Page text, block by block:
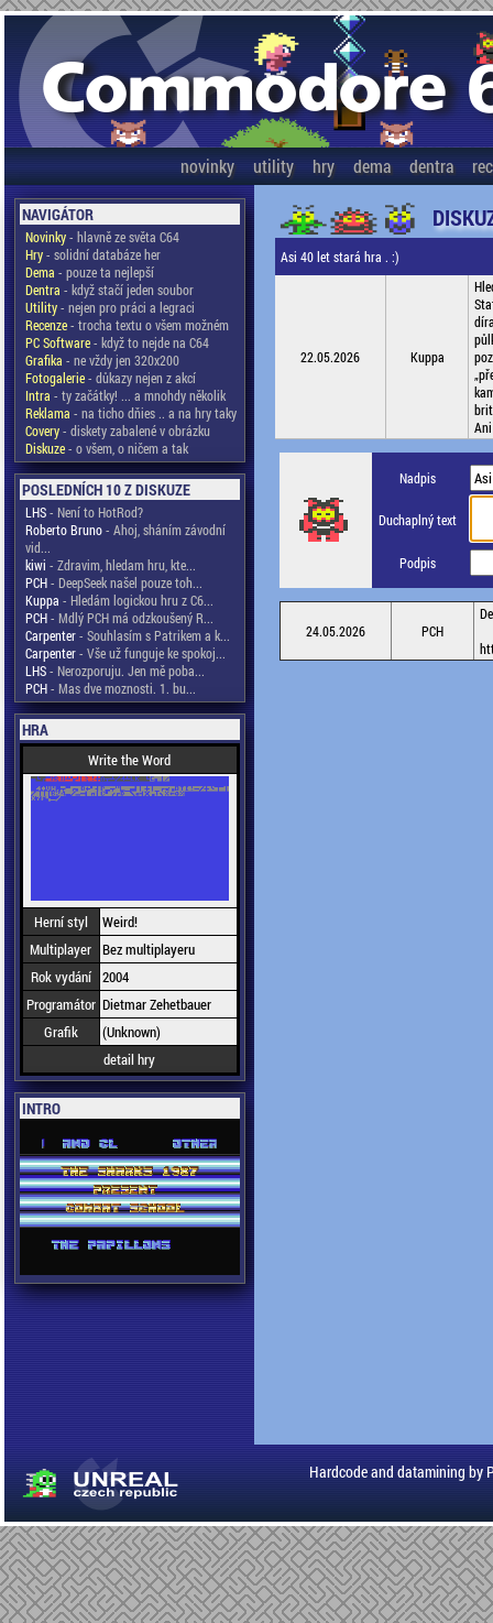
novinky utility hry dema dentra
NAVIGÁTOR
Novinky- hlavně ze světa C64
Hry- solidní databáze her
Dema - pouze ta nejlepší
Dentra - když stačí jeden soubor
Utility- nejen pro práci a legraci
Recenze- trocha textu o všem možném
PC Software- když to nejde na C64
Grafika - ne vždy jen 320x200
Fotogalerie- důkazy nejen z akcí
Intra - ty začátky! ... a mnohdy několik
Reklama - na ticho dňies .. a na hry taky
Covery- diskety zabalené v obrázku
Diskuze- o všem, o ničem a tak
POSLEDNÍCH 10 Z DISKUZE
LHS- Není to HotRod?
Roberto Bruno- Ahoj, sháním závodní
vid...
kiwi - Zdravim, hledam hru, kte...
PCH- DeepSeek našel pouze toh...
Kuppa - Hledám logickou hru z C6...
PCH- Mdlý PCH má odzkoušený R...
Carpenter- Souhlasím s Patrikem a k...
Carpenter- Vše už funguje ke spokoj...
LHS- Nerozporuju. Jen mě poba...
PCH- Mas dve moznosti. 1. bu...
HRA
Write the Word
Herní styl
Weird!
Multiplayer Bez multiplayeru
Rok vydání 2004
Programátor Dietmar Zehetbauer
Grafik
(Unknown)
detail hry
INTRO
Asi 40 let stará hra . :)
22.05.2026 Kuppa
Nadpis
Duchaplný text
Podpis
24.05.2026 PCH
Hardcode and datamining by